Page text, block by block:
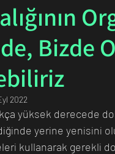
Biyoloji
Bizde
2022
yüksek derecede
yerine yenisini
kullanarak gerekli